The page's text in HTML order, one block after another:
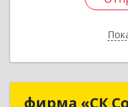
фирма «СК